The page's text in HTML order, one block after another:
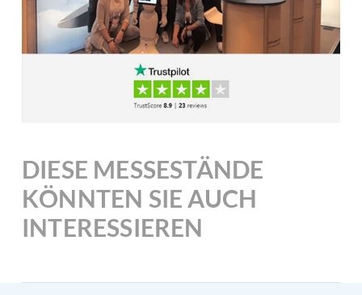
DIESE MESSESTÄNDE
KÖNNTEN SIE AUCH
INTERESSIEREN